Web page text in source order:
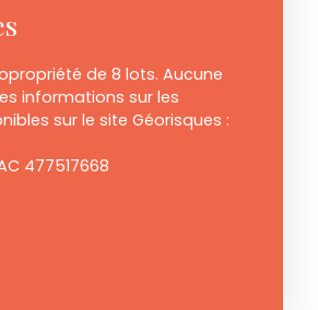
de 8 lots. Aucune
informations sur les
sur le site Géorisques :
477517668